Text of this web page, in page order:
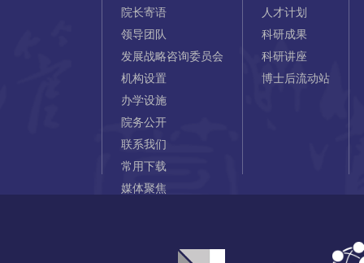
院长寄语
领导团队
发展战略咨询委员会
机构设置
办学设施
院务公开
联系我们
常用下载
媒体聚焦
人才计划
科研成果
科研讲座
博士后流动站